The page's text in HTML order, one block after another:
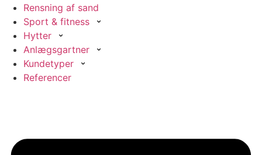
Rensning af sand
Sport & fitness
Hytter
Anlægsgartner
Kundetyper
Referencer